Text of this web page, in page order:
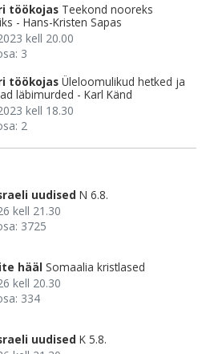
töökojas Teekond nooreks
- Hans-Kristen Sapas
kell 20.00
3
töökojas Üleloomulikud hetked ja
läbimurded - Karl Känd
kell 18.30
2
uudised N 6.8.
kell 21.30
3725
hääl Somaalia kristlased
kell 20.30
334
uudised K 5.8.